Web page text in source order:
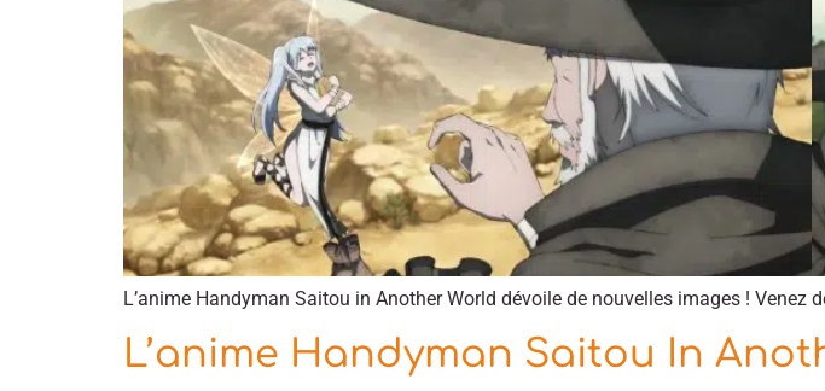
L’anime Handyman Saitou in Another World dévoile de nouvelles images !
L’anime Handyman Saitou In